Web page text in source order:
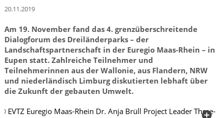
20.11.2019
Am 19. November fand das 4. grenzüberschreitende
Dialogforum des Dreiländerparks – der
Landschaftspartnerschaft in der Euregio Maas-Rhein – in
Eupen statt. Zahlreiche Teilnehmer und
Teilnehmerinnen aus der Wallonie, aus Flandern, NRW
und niederländisch Limburg diskutierten lebhaft über
die Zukunft der gebauten Umwelt.